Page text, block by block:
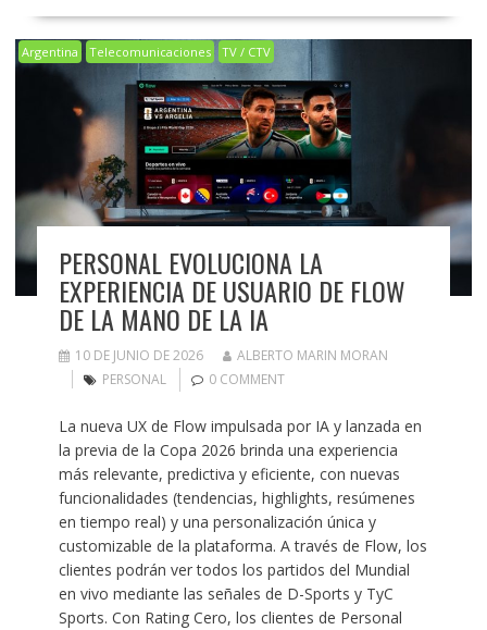
Argentina Telecomunicaciones TV / CTV
PERSONAL EVOLUCIONA LA
EXPERIENCIA DE USUARIO DE FLOW
DE LA MANO DE LA IA
10 DE JUNIO DE 2026
ALBERTO MARIN MORAN
PERSONAL
0 COMMENT
La nueva UX de Flow impulsada por IA y lanzada en
la previa de la Copa 2026 brinda una experiencia
más relevante, predictiva y eficiente, con nuevas
funcionalidades (tendencias, highlights, resúmenes
en tiempo real) y una personalización única y
customizable de la plataforma. A través de Flow, los
clientes podrán ver todos los partidos del Mundial
en vivo mediante las señales de D-Sports y TyC
Sports. Con Rating Cero, los clientes de Personal